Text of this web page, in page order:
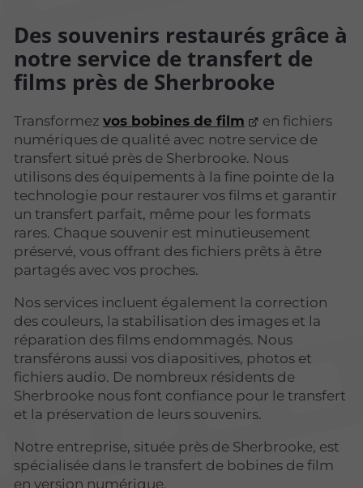
Des souvenirs restaurés grâce à
notre service de transfert de
films près de Sherbrooke
Transformez vos bobines de film
en fichiers
numériques de qualité avec notre service de
transfert situé près de Sherbrooke. Nous
utilisons des équipements à la fine pointe de la
technologie pour restaurer vos films et garantir
un transfert parfait, même pour les formats
rares. Chaque souvenir est minutieusement
préservé, vous offrant des fichiers prêts à être
partagés avec vos proches.
Nos services incluent également la correction
des couleurs, la stabilisation des images et la
réparation des films endommagés. Nous
transférons aussi vos diapositives, photos et
fichiers audio. De nombreux résidents de
Sherbrooke nous font confiance pour le transfert
et la préservation de leurs souvenirs.
Notre entreprise, située près de Sherbrooke, est
spécialisée dans le transfert de bobines de film
en version numérique.